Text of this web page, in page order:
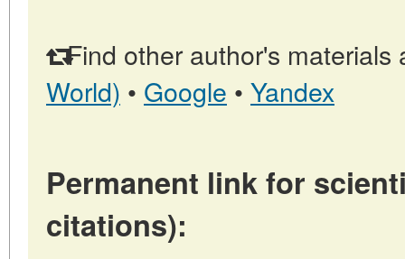
Find other author's materials
World) • Google • Yandex
Permanent link for
citations):